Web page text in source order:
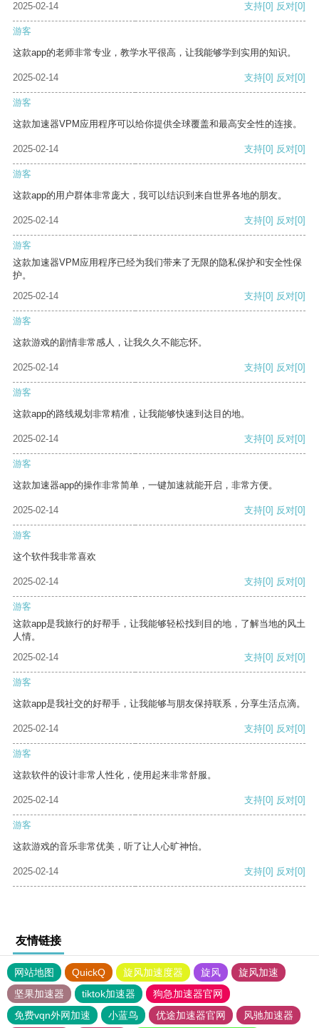
2025-02-14
支持[0] 反对[0]
游客
这款app的老师非常专业，教学水平很高，让我能够学到实用的知识。
2025-02-14 支持[0] 反对[0]
游客
这款加速器VPM应用程序可以给你提供全球覆盖和最高安全性的连接。
2025-02-14 支持[0] 反对[0]
游客
这款app的用户群体非常庞大，我可以结识到来自世界各地的朋友。
2025-02-14 支持[0] 反对[0]
游客
这款加速器VPM应用程序已经为我们带来了无限的隐私保护和安全性保
护。
2025-02-14
支持[0] 反对[0]
游客
这款游戏的剧情非常感人，让我久久不能忘怀。
2025-02-14 支持[0] 反对[0]
游客
这款app的路线规划非常精准，让我能够快速到达目的地。
2025-02-14 支持[0] 反对[0]
游客
这款加速器app的操作非常简单，一键加速就能开启，非常方便。
2025-02-14 支持[0] 反对[0]
游客
这个软件我非常喜欢
2025-02-14 支持[0] 反对[0]
游客
这款app是我旅行的好帮手，让我能够轻松找到目的地，了解当地的风土
人情。
2025-02-14
支持[0] 反对[0]
游客
这款app是我社交的好帮手，让我能够与朋友保持联系，分享生活点滴。
2025-02-14 支持[0] 反对[0]
游客
这款软件的设计非常人性化，使用起来非常舒服。
2025-02-14 支持[0] 反对[0]
游客
这款游戏的音乐非常优美，听了让人心旷神怡。
2025-02-14 支持[0] 反对[0]
友情链接
网站地图 QuickQ 旋风加速度器 旋风
旋风加速
坚果加速器
tiktok加速器
狗急加速器官网
免费vqn外网加速
小蓝鸟 优途加速器官网 风驰加速器